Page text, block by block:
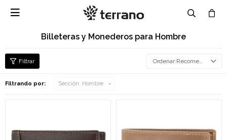

Billeteras y Monederos para Hombre
Recomendados
Filtrando por: Sección: Hombre